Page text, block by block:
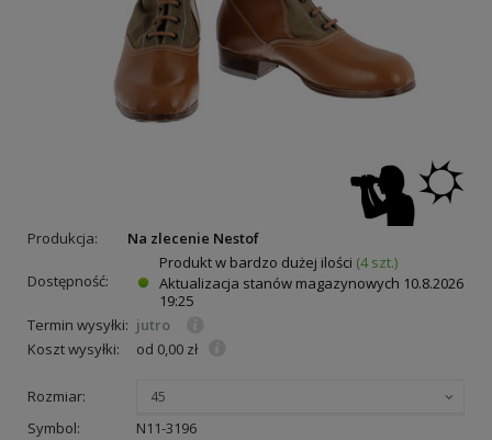
Produkcja: Na zlecenie Nestof
Dostępność:
Produkt w bardzo dużej ilości (4 szt.)
Aktualizacja stanów magazynowych 10.8.2026
19:25
Termin wysyłki: jutro
Koszt wysyłki:
od 0,00 zł
Rozmiar: 45
Symbol: N11-3196